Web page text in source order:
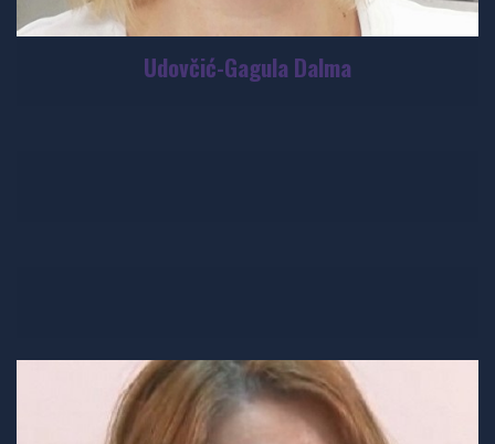
Udovčić-Gagula Dalma